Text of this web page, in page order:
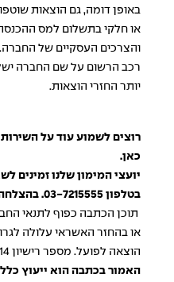
באופן דומה, גם הוצאות
או חלקי בתשלום למס
והצרכים העסקיים של
רכב הרשום על שם החברה
יותר החזרי הוצאות.
רוצים לשמוע עוד על
כאן.
יועצי המימון שלנו זמינים
בטלפון 03-7215555
.
תוכן הכתבה כפוף לתנאי
או בהחזר האשראי עלולה
הוצאה לפועל. מספר רישיון 54414.
האמור בכתבה הוא ייעוץ